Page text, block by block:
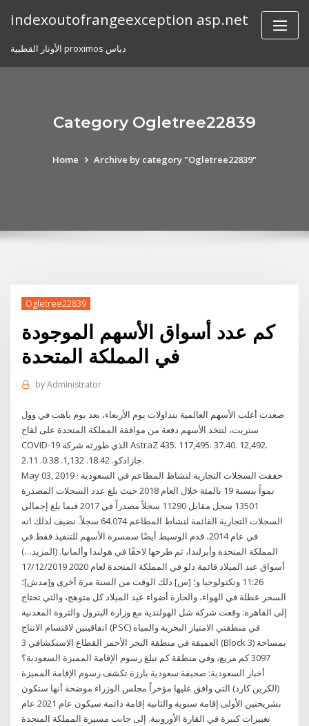
indexoutofrangeexception asp.net
الأوتار القطبية proximos دياس
Category Ogletree22839
Home Archive by category "Ogletree22839"
Ogletree22839
كم عدد أسواق الأسهم الموجودة
في المملكة المتحدة
byAdministrator
صعدت أغلب الأسهم العالمية بتداولات يوم الأربعاء، بعد يوم باهت في وول
ستريت، لتتخذ الأسهم دفعة من موافقة المملكة المتحدة على لقاح
COVID-19 الذي طورته شركة AstraZ 435. 117,495. 37.40. 12,492.
جازادكو. 18.42. 1,132. 0.38. 2.11.
May 03, 2019 · حققت السجلات التجارية لنشاط المطاعم في السعودية
نمواً بنسبة 19 بالمئة خلال العام 2018 حيث بلغ عدد السجلات المصدرة
13501 سجل مقابل 11290 سجلاً مصدراً في 2017 فيما بلغ إجمالي
السجلات التجارية القائمة لنشاط المطاعم 64.074 سجلاً. نضيف لذلك انه
في عام 2014، قدم الوسيط أيضًا سمسرة الأسهم للتنفيذ فقط في
المملكة المتحدة وأيرلندا، ثم طرحها لاحقًا في هولندا وألمانيا. (المزيد…)
أسواق عيد الميلاد قائمة دلو في المملكة المتحدة لعام 2020 17/12/2019
11:26 وتكنولوجيا و؛ [س] ذلك الوقت من السنة مرة أخرى و[مدش]؛
السحر عطلة في الهواء، والحارة أضواء عيد الميلاد كل متوهج، والتي تحتاج
إلى القاهرة: وقعت شركة شل الهولندية مع وزارة البترول والثروة المعدنية
اتفاقيتين لاقتسام الانتاج (PSC) في منطقتي الامتياز البحرية والمياه
العميقة في منطقة البحر الأحمر القطاع الاستكشافي 3 (Block 3) بمساحة
3097 كم مربع، وفي منطقة كم تبلغ رسوم الإقامة المميزة السعودية؟
أخبار السعودية: صحيفة سعودية بارزة تكشف رسوم الإقامة المميزة
(الكرين كارد) التي وافق عليها مؤخراً مجلس الوزراء موضحة أنها ستكون
بشريحتين الأولى إقامة سنوية والثانية إقامة دائمة سيكون عام 2021 عام
تغييرات كبيرة في القارة الأوروبية. إلى جانب مسيرة المملكة المتحدة